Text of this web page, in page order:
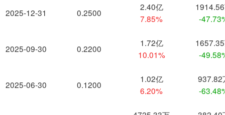
2025-12-31
2025-09-30
2025-06-30
0.2500
2.40亿
7.85%
-
0.2200
1.72亿
10.01%
-
0.1200
1.02亿
6.20%
937.82
-